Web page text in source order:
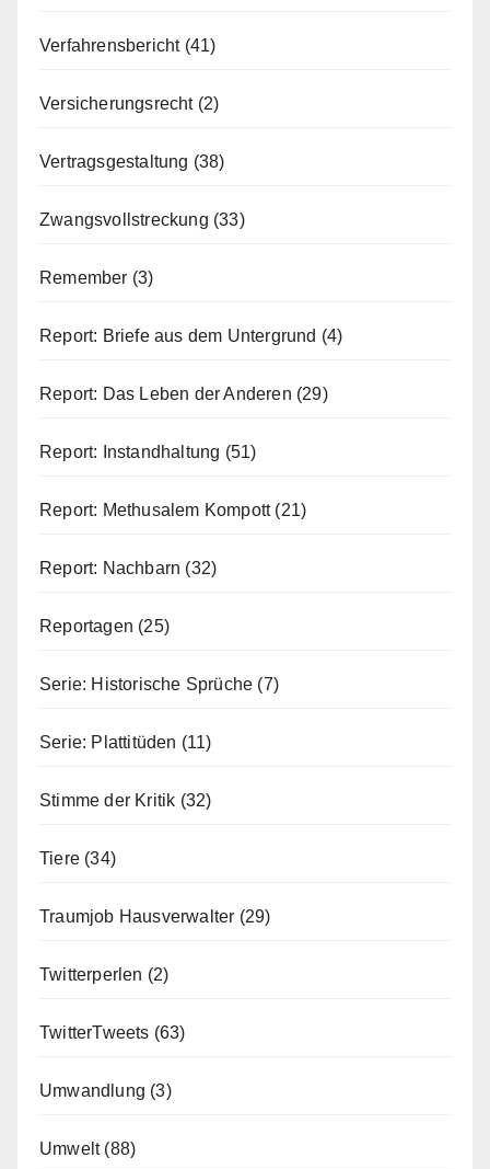
Verfahrensbericht(41)
Versicherungsrecht(2)
Vertragsgestaltung (38)
Zwangsvollstreckung (33)
Remember (3)
Report: Briefe aus dem Untergrund (4)
Report: Das Leben der Anderen (29)
Report: Instandhaltung (51)
Report: Methusalem Kompott(21)
Report: Nachbarn (32)
Reportagen (25)
Serie: Historische Sprüche (7)
Serie: Plattitüden (11)
Stimme der Kritik (32)
Tiere (34)
Traumjob Hausverwalter (29)
Twitterperlen (2)
TwitterTweets (63)
Umwandlung (3)
Umwelt(88)